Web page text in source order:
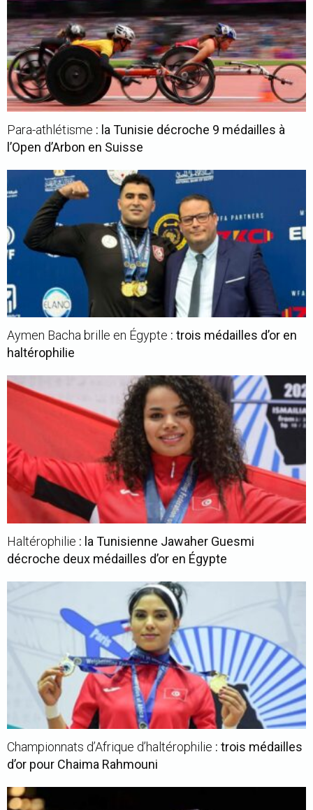
Para-athlétisme : la Tunisie décroche 9 médailles à
l’Open d’Arbon en Suisse
Aymen Bacha brille en Égypte : trois médailles d’or en
haltérophilie
Haltérophilie : la Tunisienne Jawaher Guesmi
décroche deux médailles d’or en Égypte
Championnats d’Afrique d’haltérophilie : trois médailles
d’or pour Chaima Rahmouni